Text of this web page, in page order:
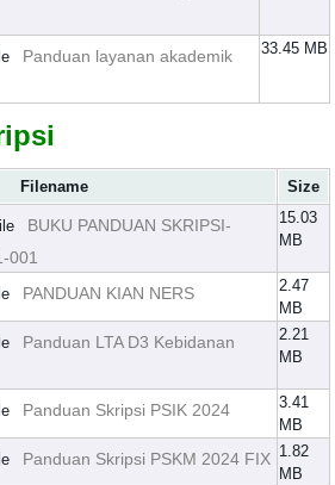
Panduan layanan akademik
33.45 MB
Filename Size
BUKU PANDUAN SKRIPSI-
001
15.03
MB
PANDUAN KIAN NERS
2.47
MB
Panduan LTA D3 Kebidanan
2.21
MB
Panduan Skripsi PSIK 2024
3.41
MB
Panduan Skripsi PSKM 2024 FIX 1.82
MB